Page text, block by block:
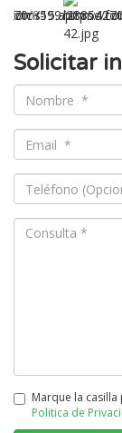
Solicitar
Marque la
Politica de